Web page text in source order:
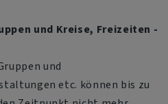
und Kreise, Freizeiten -
und
etc. können bis zu